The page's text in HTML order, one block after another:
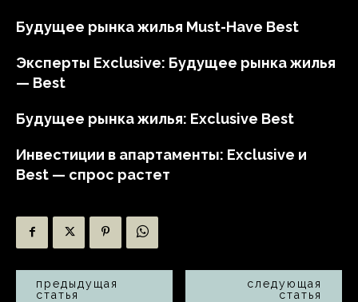
Будущее рынка жилья Must-Have Best
Эксперты Exclusive: Будущее рынка жилья
— Best
Будущее рынка жилья: Exclusive Best
Инвестиции в апартаменты: Exclusive и
Best — спрос растет
предыдущая
статья
следующая
статья